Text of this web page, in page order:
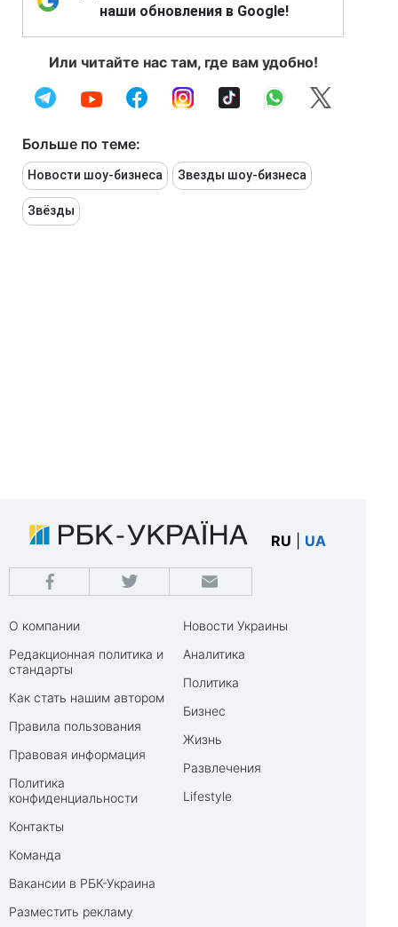
наши обновления в Google!
Или читайте нас там, где вам удобно!
Больше по теме:
Новости шоу-бизнеса Звезды шоу-бизнеса
Звёзды
RU UA
О компании
Редакционная политика и
стандарты
Как стать нашим автором
Правила пользования
Правовая информация
Политика
конфиденциальности
Контакты
Команда
Вакансии в РБК-Украина
Разместить рекламу
Новости Украины
Аналитика
Политика
Бизнес
Жизнь
Развлечения
Lifestyle